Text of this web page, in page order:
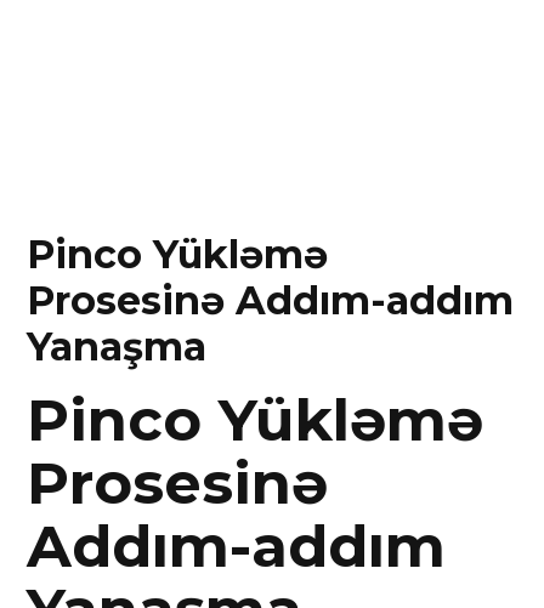
Pinco Yükləmə
Prosesinə Addım-addım
Yanaşma
Pinco Yükləmə
Prosesinə
Addım-addım